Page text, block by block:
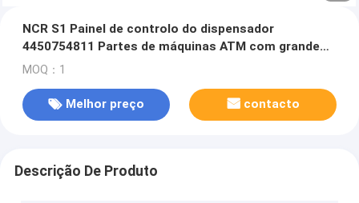
NCR S1 Painel de controlo do dispensador
4450754811 Partes de máquinas ATM com grande
inventário
MOQ：1
Melhor preço contacto
Descrição De Produto